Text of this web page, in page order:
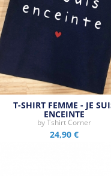
T-SHIRT FEMME - JE
ENCEINTE
byTshirt Corner
24,90 €